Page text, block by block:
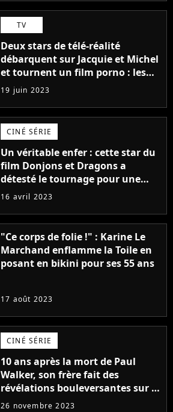
TV
Deux stars de télé-réalité
débarquent sur Jacquie et Michel
et tournent un film porno : les
premières images du tournage
(exclu)
19 juin 2023
CINÉ SÉRIE
Un véritable enfer : cette star du
film Donjons et Dragons a
détesté le tournage pour une
raison très spéciale
16 avril 2023
"Ce corps de folie !" : Karine Le
Marchand enflamme la Toile en
posant en bikini pour ses 55 ans
17 août 2023
CINÉ SÉRIE
10 ans après la mort de Paul
Walker, son frère fait des
révélations bouleversantes sur la
réaction des acteurs de Fast and
26 novembre 2023